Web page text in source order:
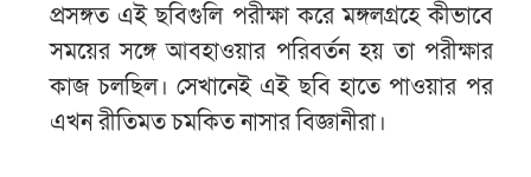
প্রসঙ্গত এই ছবিগুলি পরীক্ষা করে মঙ্গলগ্রহে কীভাবে
সময়ের সঙ্গে আবহাওয়ার পরিবর্তন হয় তা পরীক্ষার
কাজ চলছিল। সেখানেই এই ছবি হাতে পাওয়ার পর
এখন রীতিমত চমকিত নাসার বিজ্ঞানীরা।